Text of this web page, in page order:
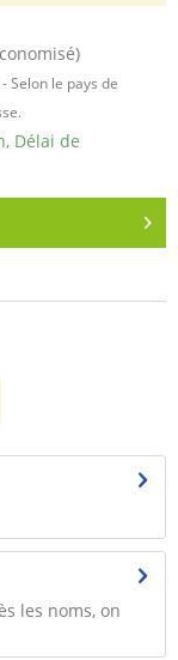
- Selon le pays de
Délai de
les noms, on